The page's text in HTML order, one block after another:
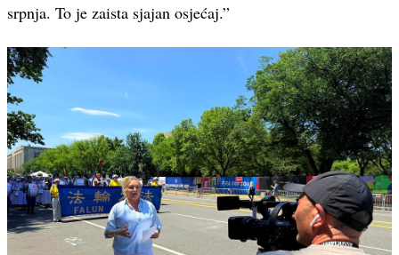
srpnja. To je zaista sjajan osjećaj.”